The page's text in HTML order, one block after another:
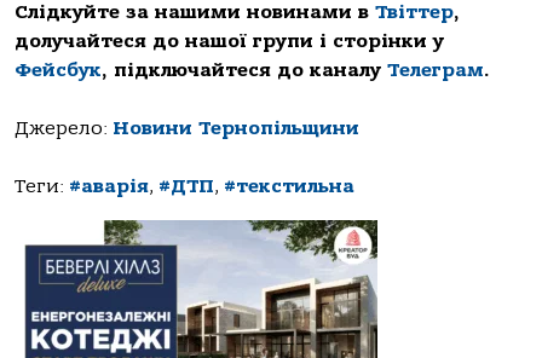
Слідкуйте за нашими новинами в Твіттер,
долучайтеся до нашої групи і сторінки у
Фейсбук, підключайтеся до каналу Телеграм.
Джерело: Новини Тернопільщини
Теги: #аварія, #ДТП, #текстильна